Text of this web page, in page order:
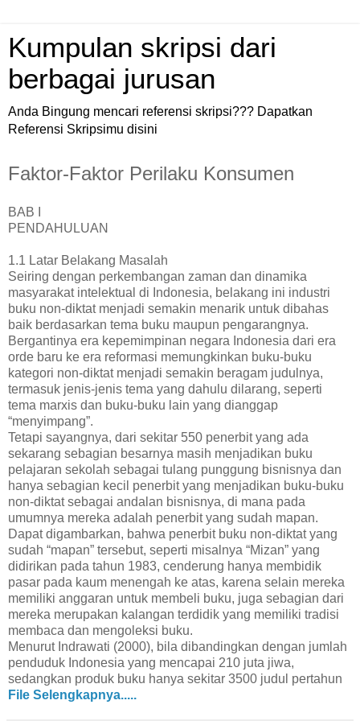
Kumpulan skripsi dari
berbagai jurusan
Anda Bingung mencari referensi skripsi??? Dapatkan
Referensi Skripsimu disini
Faktor-Faktor Perilaku Konsumen
BAB I
PENDAHULUAN
1.1 Latar Belakang Masalah
Seiring dengan perkembangan zaman dan dinamika
masyarakat intelektual di Indonesia, belakang ini industri
buku non-diktat menjadi semakin menarik untuk dibahas
baik berdasarkan tema buku maupun pengarangnya.
Bergantinya era kepemimpinan negara Indonesia dari era
orde baru ke era reformasi memungkinkan buku-buku
kategori non-diktat menjadi semakin beragam judulnya,
termasuk jenis-jenis tema yang dahulu dilarang, seperti
tema marxis dan buku-buku lain yang dianggap
“menyimpang”.
Tetapi sayangnya, dari sekitar 550 penerbit yang ada
sekarang sebagian besarnya masih menjadikan buku
pelajaran sekolah sebagai tulang punggung bisnisnya dan
hanya sebagian kecil penerbit yang menjadikan buku-buku
non-diktat sebagai andalan bisnisnya, di mana pada
umumnya mereka adalah penerbit yang sudah mapan.
Dapat digambarkan, bahwa penerbit buku non-diktat yang
sudah “mapan” tersebut, seperti misalnya “Mizan” yang
didirikan pada tahun 1983, cenderung hanya membidik
pasar pada kaum menengah ke atas, karena selain mereka
memiliki anggaran untuk membeli buku, juga sebagian dari
mereka merupakan kalangan terdidik yang memiliki tradisi
membaca dan mengoleksi buku.
Menurut Indrawati (2000), bila dibandingkan dengan jumlah
penduduk Indonesia yang mencapai 210 juta jiwa,
sedangkan produk buku hanya sekitar 3500 judul pertahun
dengan tiras kurang lebih 4000-5000 eksemplar tiap
File Selengkapnya.....